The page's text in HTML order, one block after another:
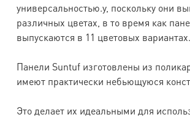
универсальностью.y, поскольку они
различных цветах, в то время как
выпускаются в 11 цветовых вариантах.
Панели Suntuf изготовлены из
имеют практически небьющуюся
Это делает их идеальными для